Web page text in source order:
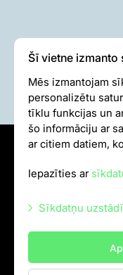
Iekšējās kārtības
Autortiesības
info@rigazoo.lv
+37128001109
Šī vietne izmanto
Mēs izmantojam
personalizētu
tīklu funkcijas un
šo informāciju ar
ar citiem datiem,
Iepazīties ar
Sīkdatņu